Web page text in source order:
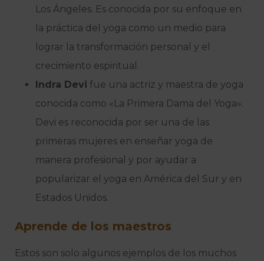
Los Ángeles. Es conocida por su enfoque en
la práctica del yoga como un medio para
lograr la transformación personal y el
crecimiento espiritual.
Indra Devi fue una actriz y maestra de yoga
conocida como «La Primera Dama del Yoga».
Devi es reconocida por ser una de las
primeras mujeres en enseñar yoga de
manera profesional y por ayudar a
popularizar el yoga en América del Sur y en
Estados Unidos.
Aprende de los maestros
Estos son solo algunos ejemplos de los muchos